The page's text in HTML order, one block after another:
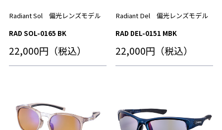
Radiant Sol 偏光レンズモデル
RAD SOL-0165 BK
22,000円（税込）
Radiant Del 偏光レンズモデル
RAD DEL-0151 MBK
22,000円（税込）